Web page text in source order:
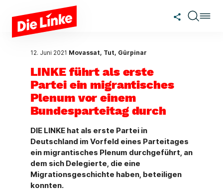
Zum Hauptinhalt springen
12. Juni 2021 Movassat, Tut, Gürpinar
LINKE führt als erste
Partei ein migrantisches
Plenum vor einem
Bundesparteitag durch
DIE LINKE hat als erste Partei in
Deutschland im Vorfeld eines Parteitages
ein migrantisches Plenum durchgeführt, an
dem sich Delegierte, die eine
Migrationsgeschichte haben, beteiligen
konnten.